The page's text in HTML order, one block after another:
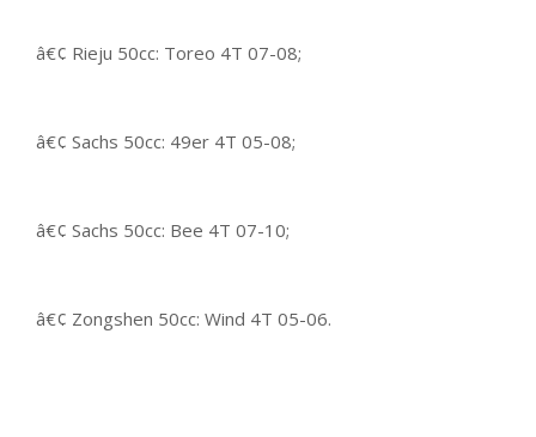
â€¢ Rieju 50cc: Toreo 4T 07-08;
â€¢ Sachs 50cc: 49er 4T 05-08;
â€¢ Sachs 50cc: Bee 4T 07-10;
â€¢ Zongshen 50cc: Wind 4T 05-06.